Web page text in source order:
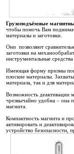
Грузоподъёмные
чтобы помочь Вам
материалы и заготовки.
Они позволяют
заготовки на
инструментальные средства
Имеющая форму призмы
плоские материалы.
материала, так и для
Возможность деактивации
чрезвычайно удобна – она
магнита.
Компактность магнита и
активировать и
устройство безопасности,